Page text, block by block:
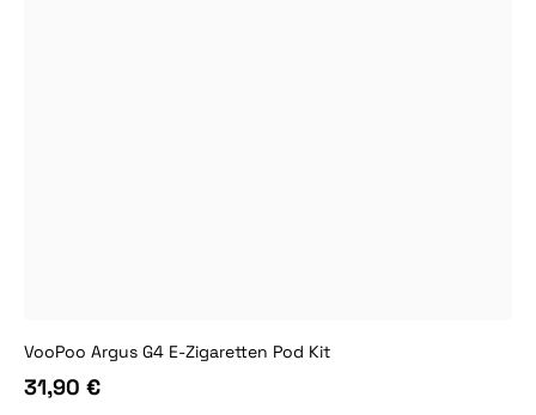
VooPoo Argus G4 E-Zigaretten Pod Kit
31,90 €